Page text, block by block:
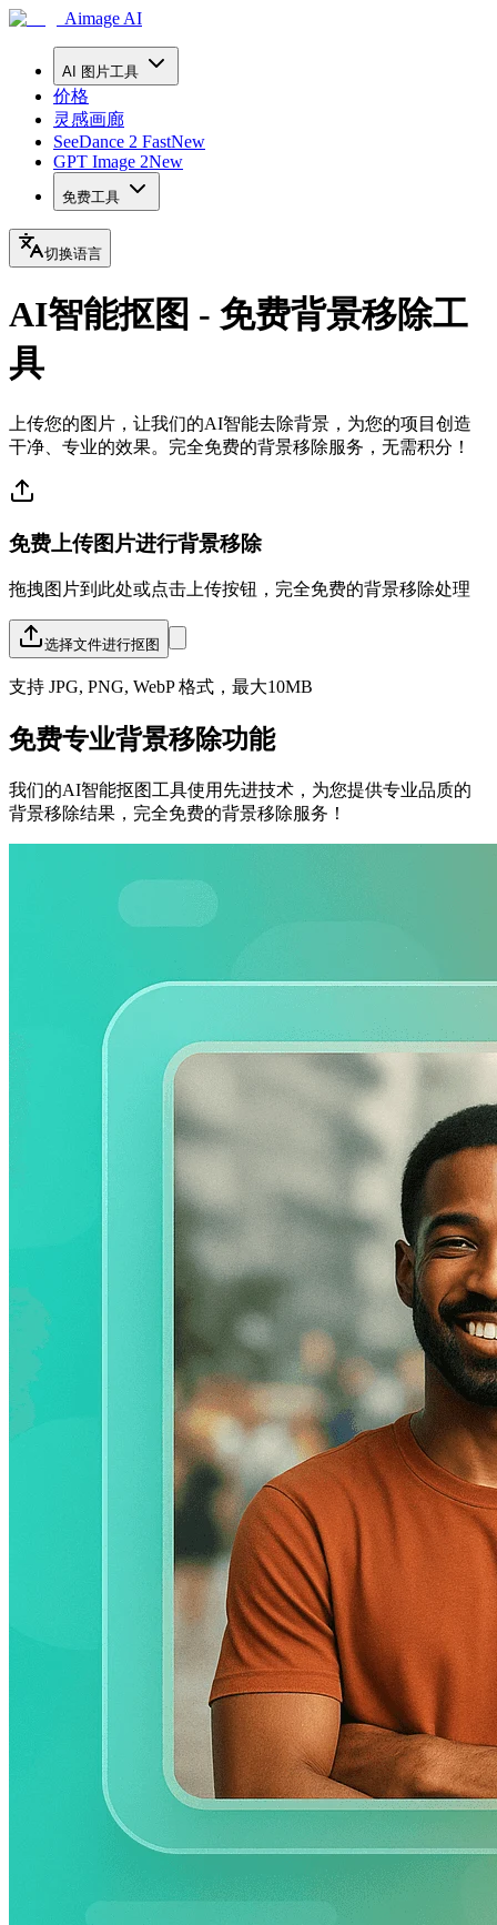
Aimage AI
AI 图片工具
价格
灵感画廊
SeeDance 2 FastNew
GPT Image 2New
免费工具
切换语言
AI智能抠图 - 免费背景移除工
具
上传您的图片，让我们的AI智能去除背景，为您的项目创造
干净、专业的效果。完全免费的背景移除服务，无需积分！
免费上传图片进行背景移除
拖拽图片到此处或点击上传按钮，完全免费的背景移除处理
选择文件进行抠图
支持 JPG, PNG, WebP 格式，最大10MB
免费专业背景移除功能
我们的AI智能抠图工具使用先进技术，为您提供专业品质的
背景移除结果，完全免费的背景移除服务！